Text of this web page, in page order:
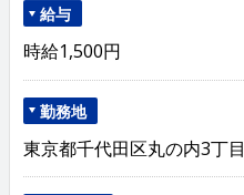
給与
時給1,500円
勤務地
東京都千代田区丸の内3丁目